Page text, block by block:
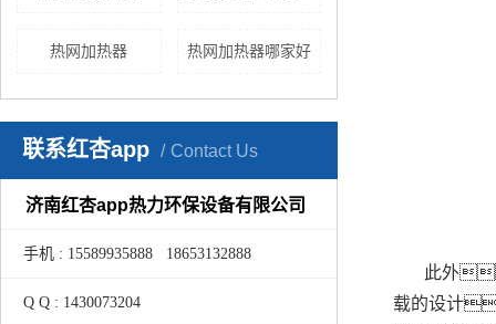
热网加热器 热网加热器哪家好
联系红杏app Contact Us
济南红杏app热力环保设备有限公司
手机 : 15589935888 18653132888
Q Q : 1430073204
此外
载的设计